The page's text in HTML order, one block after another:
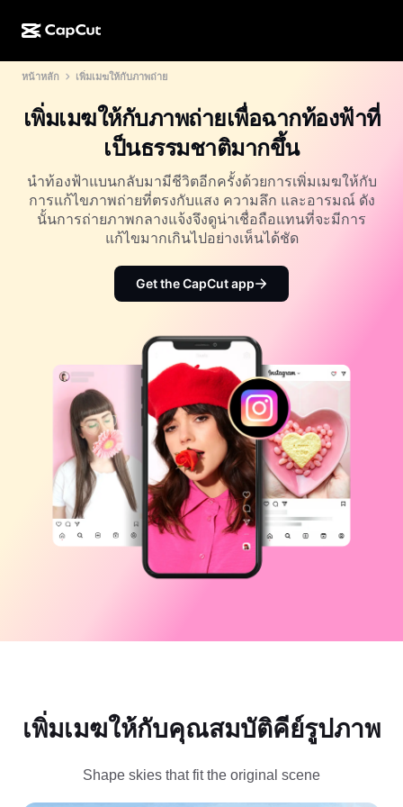
CapCut บนเดสก์ท็อป
CapCut ออนไลน์
CapCut Pad
CapCut บนมือถือ
Dreamina AI
การดีไซน์ด้วย AI
ตัวสร้างวิดีโอ AI
เครื่องมือสร้างรูปภาพ AI
เครื่องมือปรับปรุงรูปภาพ AI
Nano Banana Pro
Gemini Omni
ข้อความและเสียง
คำบรรยายอัตโนมัติ
แม่แบบคำบรรยาย
เสียงพูดแบบปรับแต่งเอง
ลดเสียงรบกวน
เครื่องมือ AI
เครื่องมือสร้างและแก้ไขรูปภาพ
เครื่องมือสร้างและแก้ไขเสียงพูด
โซเชียลมีเดีย
การตลาด
ไลฟ์สไตล์และวล็อก
ดีไซน์แบบปรับแต่งเอง
อื่นๆ
คู่มือแนะนำวิธีการ
ตัวเลือกยอดนิยม
อื่นๆ
แม่แบบโซเชียลมีเดีย
แม่แบบเทศกาลวันหยุด
อื่นๆ
แม่แบบวันครบรอบ
แม่แบบเอฟเฟกต์
แม่แบบธุรกิจ
แม่แบบอุตสาหกรรม
แม่แบบรีแคป
ชุมชน
โครงการริเริ่ม
พันธมิตร
โปรแกรมไพโอเนียร์
โปรแกรมพันธมิตรเพื่อการสร้างสรรค์
โปรแกรม CapCut Creative Campus
ความช่วยเหลือ
ศูนย์ความเชื่อถือ
ศูนย์ช่วยเหลือ
ห้องข่าว
เกี่ยวกับเงื่อนไขการใช้บริการของ CapCut
หน้าหลัก เพิ่มเมฆให้กับภาพถ่าย
เพิ่มเมฆให้กับภาพถ่ายเพื่อฉากท้องฟ้าที่
เป็นธรรมชาติมากขึ้น
นำท้องฟ้าแบนกลับมามีชีวิตอีกครั้งด้วยการเพิ่มเมฆให้กับ
การแก้ไขภาพถ่ายที่ตรงกับแสง ความลึก และอารมณ์ ดัง
นั้นการถ่ายภาพกลางแจ้งจึงดูน่าเชื่อถือแทนที่จะมีการ
แก้ไขมากเกินไปอย่างเห็นได้ชัด
Get the CapCut app
เพิ่มเมฆให้กับคุณสมบัติคีย์รูปภาพ
Shape skies that fit the original scene